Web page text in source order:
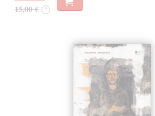
15,00 € ?